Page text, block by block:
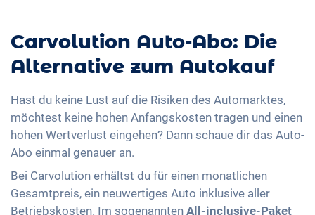
Carvolution Auto-Abo: Die
Alternative zum Autokauf
Hast du keine Lust auf die Risiken des Automarktes,
möchtest keine hohen Anfangskosten tragen und einen
hohen Wertverlust eingehen? Dann schaue dir das Auto-
Abo einmal genauer an.
Bei Carvolution erhältst du für einen monatlichen
Gesamtpreis, ein neuwertiges Auto inklusive aller
Betriebskosten. Im sogenannten All-inclusive-Paket